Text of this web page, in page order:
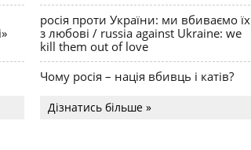
росія проти України: ми вбиваємо їх
з любові / russia against Ukraine: we
kill them out of love
Чому росія – нація вбивць і катів?
Дізнатись більше »